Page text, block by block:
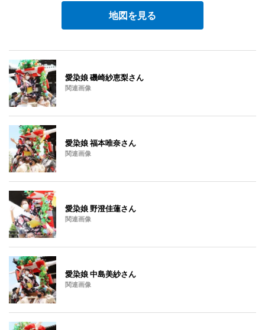
地図を見る
愛染娘 磯崎紗恵梨さん
関連画像
愛染娘 福本唯奈さん
関連画像
愛染娘 野澄佳蓮さん
関連画像
愛染娘 中島美紗さん
関連画像